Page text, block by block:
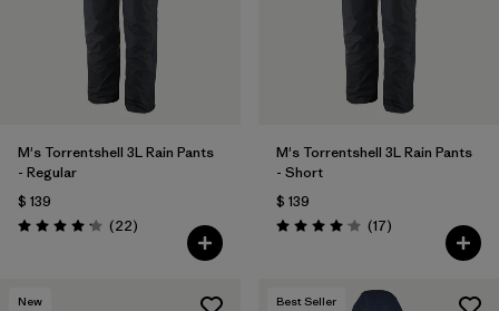
M's Torrentshell 3L Rain Pants
- Regular
$ 139
Valoración: 4.2 / 5
(22Comentarios
)
M's Torrentshell 3L Rain Pants
- Short
$ 139
Valoración: 4.1 / 5
(17Comentarios
)
New Best Seller